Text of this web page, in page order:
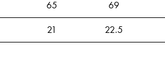
65 69
21 22.5